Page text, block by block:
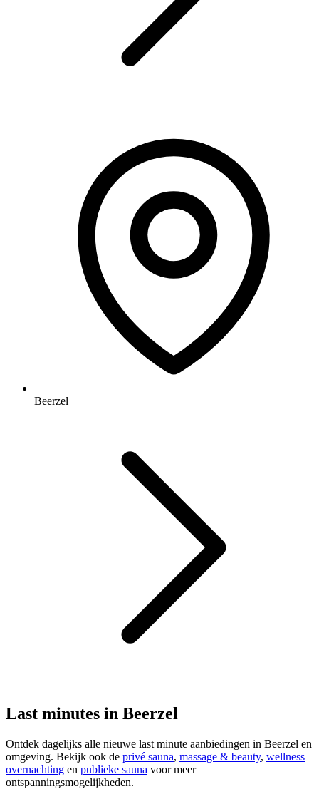
Beerzel
Last minutes in Beerzel
Ontdek dagelijks alle nieuwe last minute aanbiedingen in Beerzel en
omgeving. Bekijk ook de privé sauna, massage & beauty, wellness
overnachting en publieke sauna voor meer
ontspanningsmogelijkheden.